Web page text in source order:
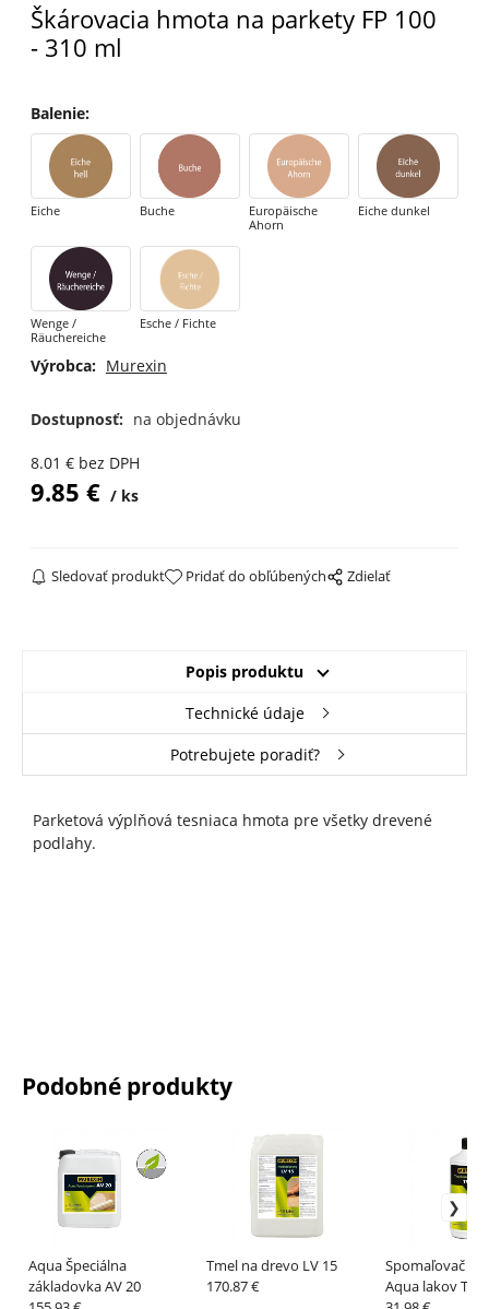
Škárovacia hmota na parkety FP 100
- 310 ml
Balenie:
Eiche Buche
Europäische
Ahorn
Eiche dunkel
Wenge /
Räuchereiche
Esche / Fichte
Výrobca: Murexin
Dostupnosť: na objednávku
8.01 € bez DPH
9.85 € ks
Sledovať produkt Pridať do obľúbených Zdielať
Popis produktu
Technické údaje
Potrebujete poradiť?
Parketová výplňová tesniaca hmota pre všetky drevené
podlahy.
Podobné produkty
Aqua Špeciálna
základovka AV 20
Tmel na drevo LV 15
170.87 €
Spomaľovač
Aqua lakov TV 5